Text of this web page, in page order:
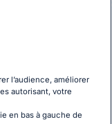
l’audience, améliorer
autorisant, votre
en bas à gauche de